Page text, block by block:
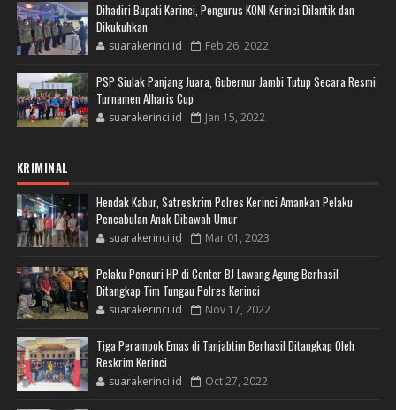
Dihadiri Bupati Kerinci, Pengurus KONI Kerinci Dilantik dan
Dikukuhkan
suarakerinci.id Feb 26, 2022
PSP Siulak Panjang Juara, Gubernur Jambi Tutup Secara Resmi
Turnamen Alharis Cup
suarakerinci.id Jan 15, 2022
KRIMINAL
Hendak Kabur, Satreskrim Polres Kerinci Amankan Pelaku
Pencabulan Anak Dibawah Umur
suarakerinci.id Mar 01, 2023
Pelaku Pencuri HP di Conter BJ Lawang Agung Berhasil
Ditangkap Tim Tungau Polres Kerinci
suarakerinci.id Nov 17, 2022
Tiga Perampok Emas di Tanjabtim Berhasil Ditangkap Oleh
Reskrim Kerinci
suarakerinci.id Oct 27, 2022